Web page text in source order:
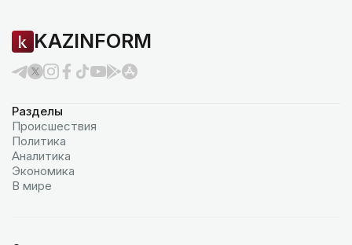
KAZINFORM
Разделы
Происшествия
Политика
Аналитика
Экономика
В мире